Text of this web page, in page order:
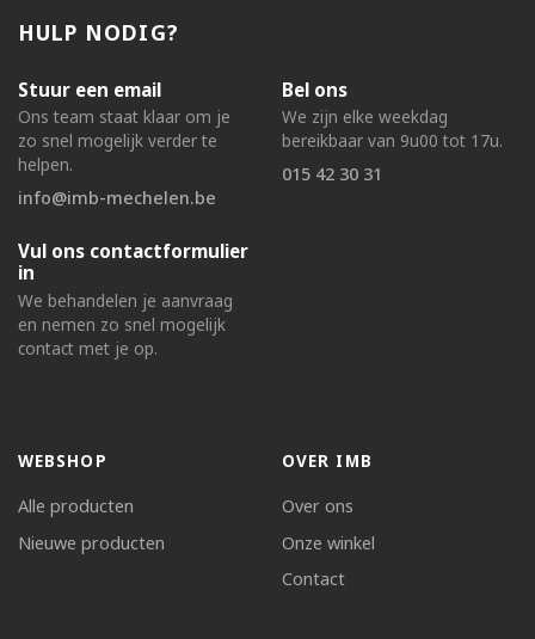
HULP NODIG?
Stuur een email
Ons team staat klaar om je
zo snel mogelijk verder te
helpen.
info@imb-mechelen.be
Bel ons
We zijn elke weekdag
bereikbaar van 9u00 tot 17u.
015 42 30 31
Vul ons contactformulier
in
We behandelen je aanvraag
en nemen zo snel mogelijk
contact met je op.
WEBSHOP
Alle producten
Nieuwe producten
OVER IMB
Over ons
Onze winkel
Contact